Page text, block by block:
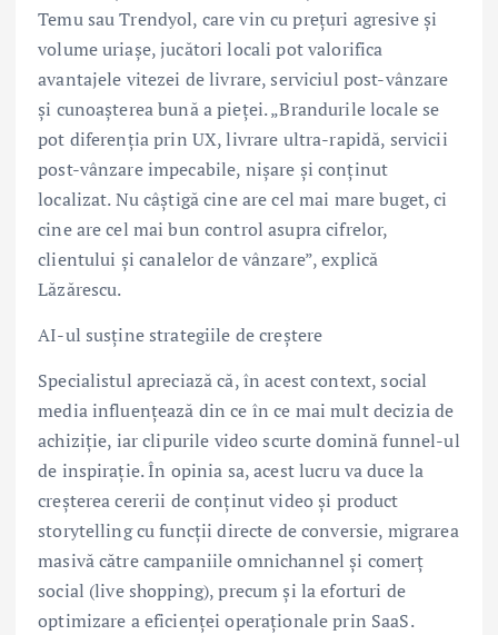
Temu sau Trendyol, care vin cu prețuri agresive și
volume uriașe, jucători locali pot valorifica
avantajele vitezei de livrare, serviciul post-vânzare
și cunoașterea bună a pieței. „Brandurile locale se
pot diferenția prin UX, livrare ultra-rapidă, servicii
post-vânzare impecabile, nișare și conținut
localizat. Nu câștigă cine are cel mai mare buget, ci
cine are cel mai bun control asupra cifrelor,
clientului și canalelor de vânzare”, explică
Lăzărescu.
AI-ul susține strategiile de creștere
Specialistul apreciază că, în acest context, social
media influențează din ce în ce mai mult decizia de
achiziție, iar clipurile video scurte domină funnel-ul
de inspirație. În opinia sa, acest lucru va duce la
creșterea cererii de conținut video și product
storytelling cu funcții directe de conversie, migrarea
masivă către campaniile omnichannel și comerț
social (live shopping), precum și la eforturi de
optimizare a eficienței operaționale prin SaaS.